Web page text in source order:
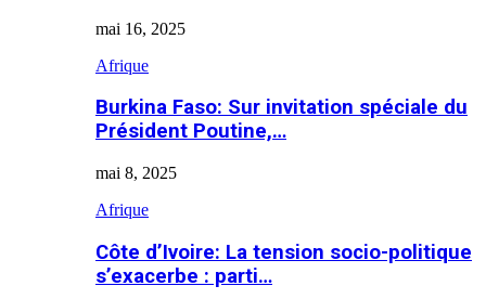
mai 16, 2025
Afrique
Burkina Faso: Sur invitation spéciale du
Président Poutine,…
mai 8, 2025
Afrique
Côte d’Ivoire: La tension socio-politique
s’exacerbe : parti…